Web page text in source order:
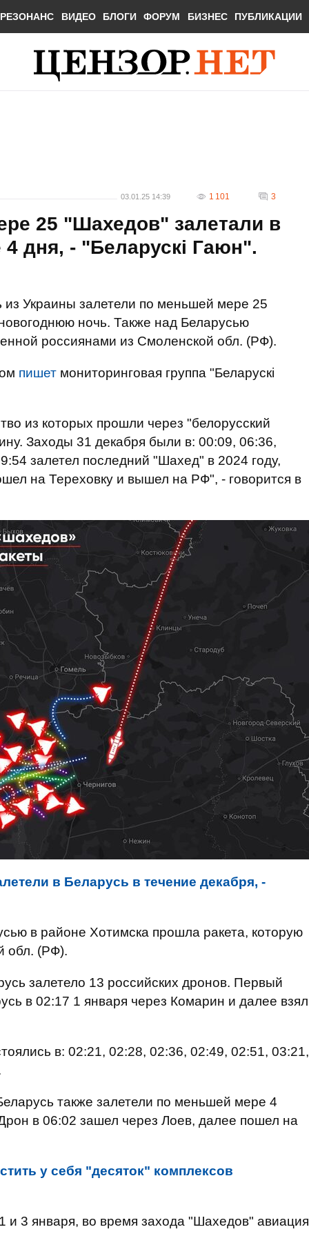
РЕЗОНАНС ВИДЕО БЛОГИ ФОРУМ БИЗНЕС ПУБЛИКАЦИИ
03.01.25 14:39 1 101 3
25 "Шахедов" залетали в
дня, - "Беларускі Гаюн".
из Украины залетели по меньшей мере 25
ночь. Также над Беларусью
россиянами из Смоленской обл. (РФ).
пишет мониторинговая группа "Беларускі
из которых прошли через "белорусский
Заходы 31 декабря были в: 00:09, 06:36,
залетел последний "Шахед" в 2024 году,
на Тереховку и вышел на РФ", - говорится в
в Беларусь в течение декабря, -
в районе Хотимска прошла ракета, которую
обл. (РФ).
залетело 13 российских дронов. Первый
в 02:17 1 января через Комарин и далее взял
в: 02:21, 02:28, 02:36, 02:49, 02:51, 03:21,
также залетели по меньшей мере 4
в 06:02 зашел через Лоев, далее пошел на
у себя "десяток" комплексов
и 3 января, во время захода "Шахедов" авиация